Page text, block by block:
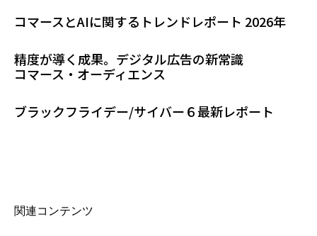
コマースとAIに関するトレンドレポート 2026年
精度が導く成果。デジタル広告の新常識
コマース・オーディエンス
ブラックフライデー/サイバー６最新レポート
関連コンテンツ